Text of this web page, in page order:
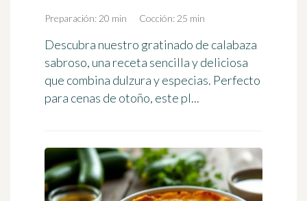
Preparación: 20 min Cocción: 25 min
Descubra nuestro gratinado de calabaza
sabroso, una receta sencilla y deliciosa
que combina dulzura y especias. Perfecto
para cenas de otoño, este pl...